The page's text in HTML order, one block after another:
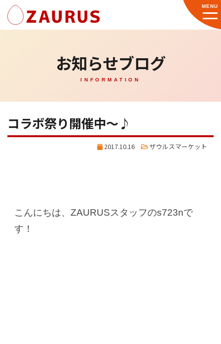
MENU
お知らせブログ
INFORMATION
コラボ祭り開催中～♪
2017.10.16 ザウルスマーケット
こんにちは、ZAURUSスタッフのs723nで
す！